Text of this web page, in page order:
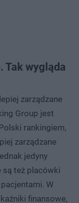
Tak wygląda
zarządzane
Group jest
rankingiem,
zarządzane
jedyny
są też placówki
W
finansowe,